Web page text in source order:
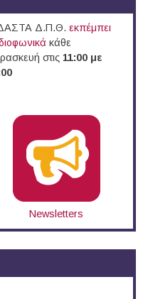
Δ.Π.Θ. εκπέμπει
κάθε
στις 11:00 με
Newsletters